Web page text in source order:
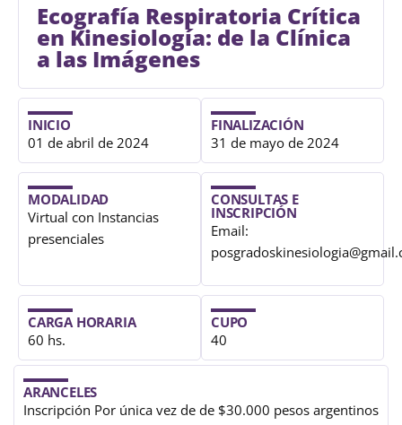
Ecografía Respiratoria Crítica
en Kinesiología: de la Clínica
a las Imágenes
INICIO
01 de abril de 2024
FINALIZACIÓN
31 de mayo de 2024
MODALIDAD
Virtual con Instancias
presenciales
CONSULTAS E
INSCRIPCIÓN
Email:
CARGA HORARIA
60 hs.
CUPO
40
ARANCELES
Inscripción Por única vez de de $30.000 pesos argentinos